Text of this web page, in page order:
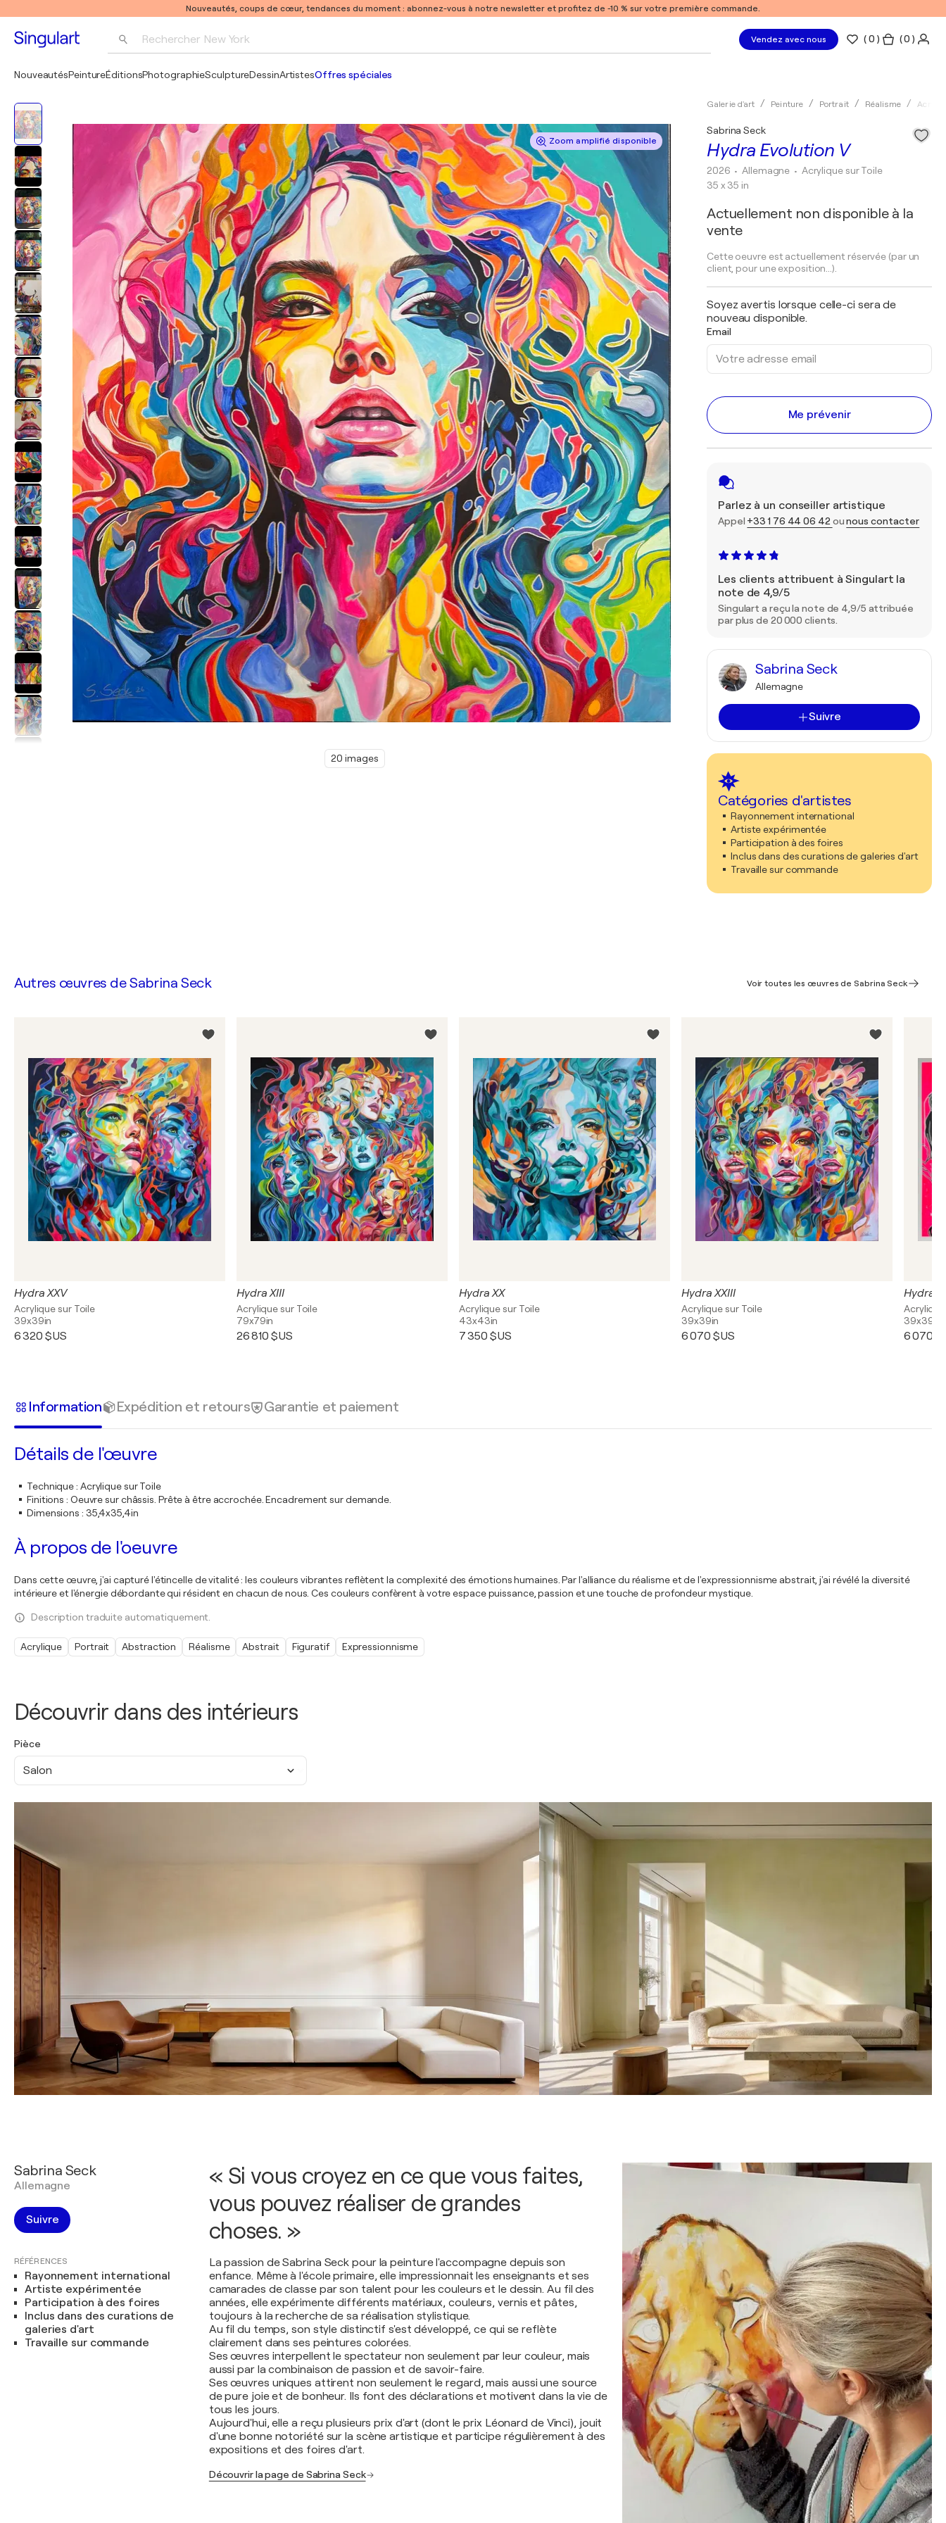
Nouveautés, coups de cœur, tendances du moment : abonnez-vous à notre newsletter et profitez de -10 % sur votre première commande.
Rechercher New York
Pablo Picasso
Vendez avec nous (0 ) ( 0 )
NouveautésPeintureÉditionsPhotographieSculptureDessinArtistesOffres spéciales
Zoom amplifié disponible
20 images
Galerie d'art Peinture Portrait Réalisme
Hydra Evolution V
Sabrina Seck
2026 • Allemagne • Acrylique sur Toile
35 x 35 in
Actuellement non disponible à la
vente
Cette oeuvre est actuellement réservée (par un
client, pour une exposition...).
Soyez avertis lorsque celle-ci sera de
nouveau disponible.
Email
Me prévenir
Parlez à un conseiller artistique
Appel +33 1 76 44 06 42 ounous contacter
Les clients attribuent à Singulart la
note de 4,9/5
Singulart a reçu la note de 4,9/5 attribuée
par plus de 20 000 clients.
Sabrina Seck
Allemagne
Suivre
Catégories d'artistes
Rayonnement international
Artiste expérimentée
Participation à des foires
Inclus dans des curations de galeries d'art
Travaille sur commande
Découvrir dans des intérieurs
Pièce
Salon
Autres œuvres deSabrina Seck Voir toutes les œuvres de Sabrina Seck
Hydra XXV
Acrylique sur Toile
39x39in
6 320 $US
Hydra XIII
Acrylique sur Toile
79x79in
26 810 $US
Hydra XX
Acrylique sur Toile
43x43in
7 350 $US
Hydra XXIII
Acrylique sur Toile
39x39in
6 070 $US
Hydra
39x39in
6 070
Information Expédition et retours Garantie et paiement
Détails de l'œuvre
Technique: Acrylique sur Toile
Finitions : Oeuvre sur châssis. Prête à être accrochée. Encadrement sur demande.
Dimensions : 35,4x35,4in
À propos de l'oeuvre
Dans cette œuvre, j'ai capturé l'étincelle de vitalité : les couleurs vibrantes reflètent la complexité des émotions humaines. Par l'alliance du réalisme et de l'expressionnisme abstrait, j'ai révélé la diversité
intérieure et l'énergie débordante qui résident en chacun de nous. Ces couleurs confèrent à votre espace puissance, passion et une touche de profondeur mystique.
Description traduite automatiquement.
Acrylique Portrait Abstraction Réalisme Abstrait Figuratif Expressionnisme
Sabrina Seck
Allemagne
Suivre
RÉFÉRENCES
Rayonnement international
Artiste expérimentée
Participation à des foires
Inclus dans des curations de
galeries d'art
Travaille sur commande
« Si vous croyez en ce que vous faites,
vous pouvez réaliser de grandes
choses. »
La passion de Sabrina Seck pour la peinture l'accompagne depuis son
enfance. Même à l'école primaire, elle impressionnait les enseignants et ses
camarades de classe par son talent pour les couleurs et le dessin. Au fil des
années, elle expérimente différents matériaux, couleurs, vernis et pâtes,
toujours à la recherche de sa réalisation stylistique.
Au fil du temps, son style distinctif s'est développé, ce qui se reflète
clairement dans ses peintures colorées.
Ses œuvres interpellent le spectateur non seulement par leur couleur, mais
aussi par la combinaison de passion et de savoir-faire.
Ses œuvres uniques attirent non seulement le regard, mais aussi une source
de pure joie et de bonheur. Ils font des déclarations et motivent dans la vie de
tous les jours.
Aujourd'hui, elle a reçu plusieurs prix d'art (dont le prix Léonard de Vinci), jouit
d'une bonne notoriété sur la scène artistique et participe régulièrement à des
expositions et des foires d'art.
Découvrir la page de Sabrina Seck